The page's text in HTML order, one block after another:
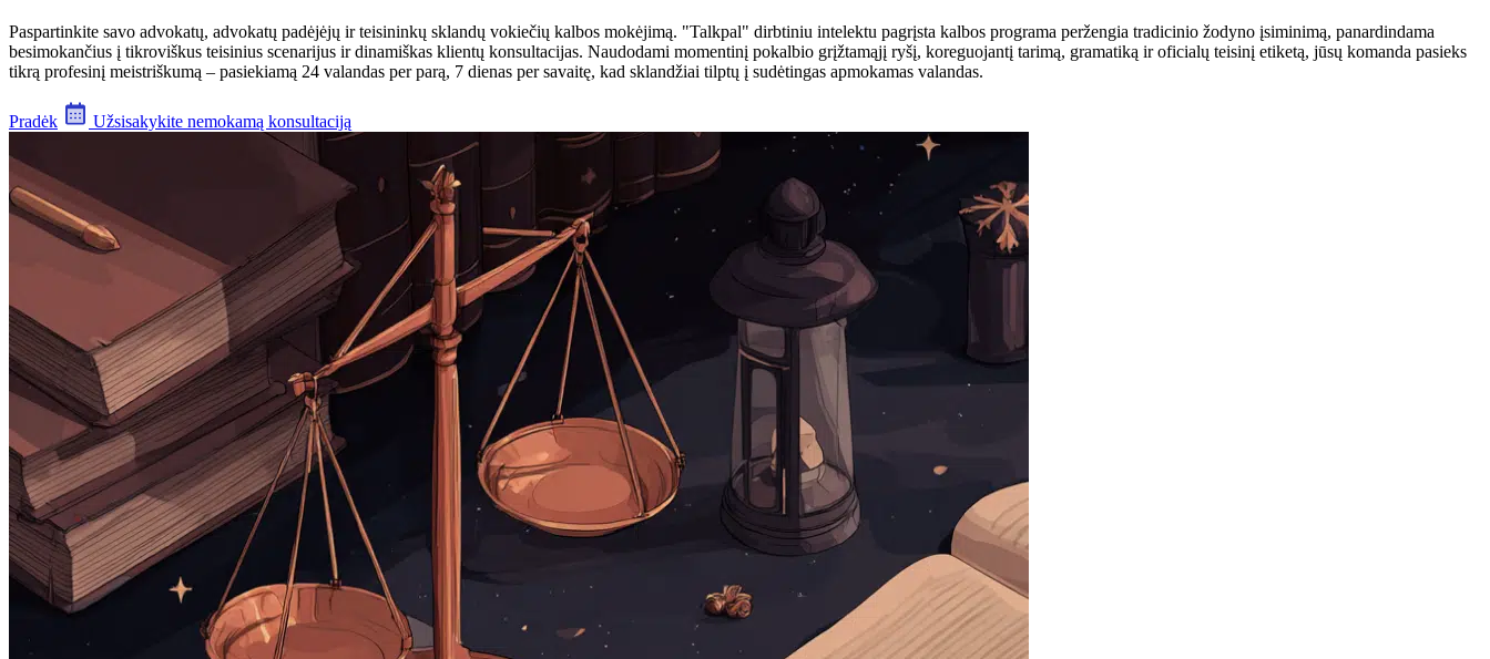
Paspartinkite savo advokatų, advokatų padėjėjų ir teisininkų sklandų vokiečių kalbos mokėjimą. "Talkpal" dirbtiniu intelektu pagrįsta kalbos programa peržengia tradicinio žodyno įsiminimą, panardindama
besimokančius į tikroviškus teisinius scenarijus ir dinamiškas klientų konsultacijas. Naudodami momentinį pokalbio grįžtamąjį ryšį, koreguojantį tarimą, gramatiką ir oficialų teisinį etiketą, jūsų komanda pasieks
tikrą profesinį meistriškumą – pasiekiamą 24 valandas per parą, 7 dienas per savaitę, kad sklandžiai tilptų į sudėtingas apmokamas valandas.
Pradėk Užsisakykite nemokamą konsultaciją